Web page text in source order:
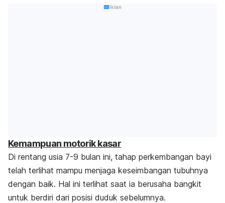
Iklan
Kemampuan motorik kasar
Di rentang usia 7-9 bulan ini, tahap perkembangan bayi
telah terlihat mampu menjaga keseimbangan tubuhnya
dengan baik. Hal ini terlihat saat ia berusaha bangkit
untuk berdiri dari posisi duduk sebelumnya.